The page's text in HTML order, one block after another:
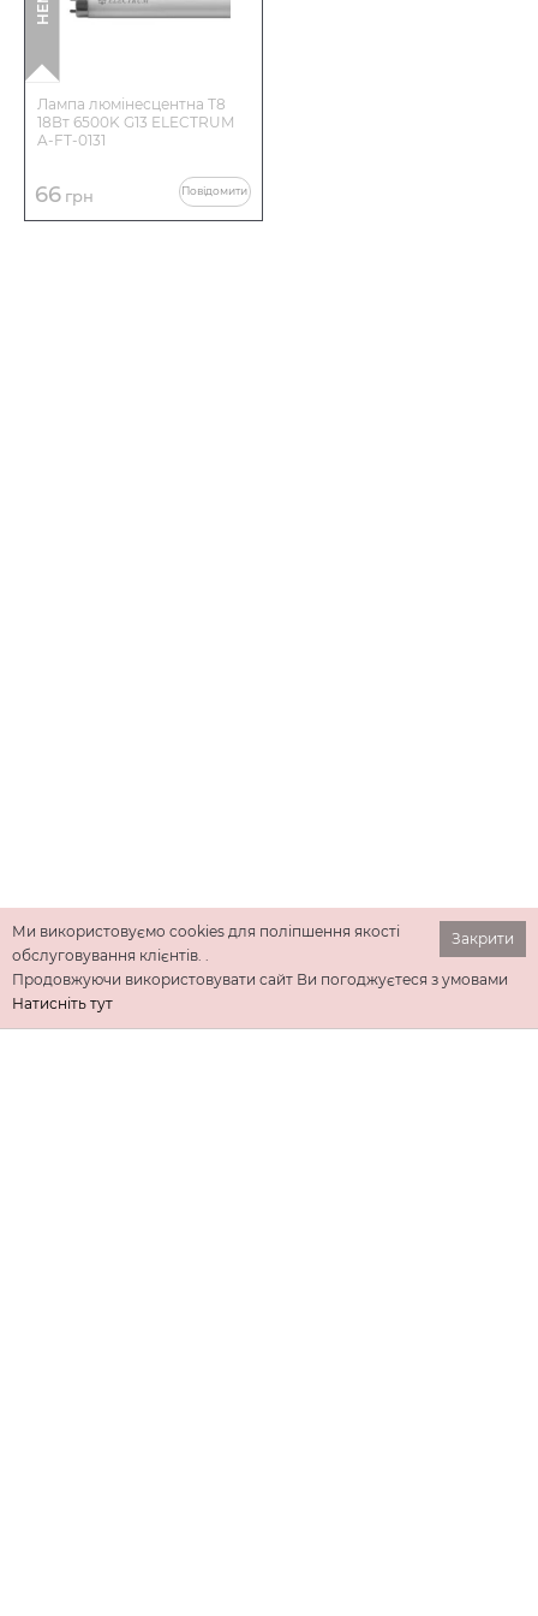
Лампа люмінесцентна Т8
18Вт 6500K G13 ELECTRUM
A-FT-0131
66 грн Повідомити
Закрити
Ми використовуємо cookies для поліпшення якості
обслуговування клієнтів. .
Продовжуючи використовувати сайт Ви погоджуєтеся з умовами
Натисніть тут